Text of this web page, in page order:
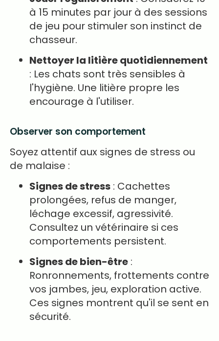
à 15 minutes par jour à des sessions
de jeu pour stimuler son instinct de
chasseur.
Nettoyer la litière quotidiennement
: Les chats sont très sensibles à
l'hygiène. Une litière propre les
encourage à l'utiliser.
Observer son comportement
Soyez attentif aux signes de stress ou
de malaise :
Signes de stress : Cachettes
prolongées, refus de manger,
léchage excessif, agressivité.
Consultez un vétérinaire si ces
comportements persistent.
Signes de bien-être :
Ronronnements, frottements contre
vos jambes, jeu, exploration active.
Ces signes montrent qu'il se sent en
sécurité.